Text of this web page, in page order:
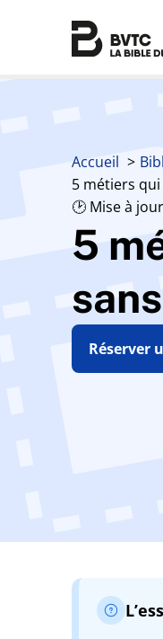
Accueil
5 métiers
🕑 Mise à
5
Réserver